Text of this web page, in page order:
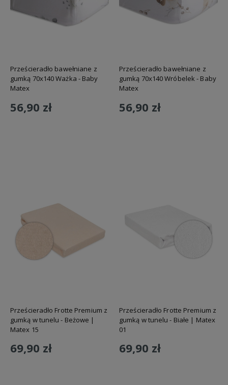
Prześcieradło bawełniane z
gumką 70x140 Ważka - Baby
Matex
56,90 zł
Prześcieradło bawełniane z
gumką 70x140 Wróbelek - Baby
Matex
56,90 zł
Prześcieradło Frotte Premium z
gumką w tunelu - Beżowe |
Matex 15
69,90 zł
Prześcieradło Frotte Premium z
gumką w tunelu - Białe | Matex
01
69,90 zł